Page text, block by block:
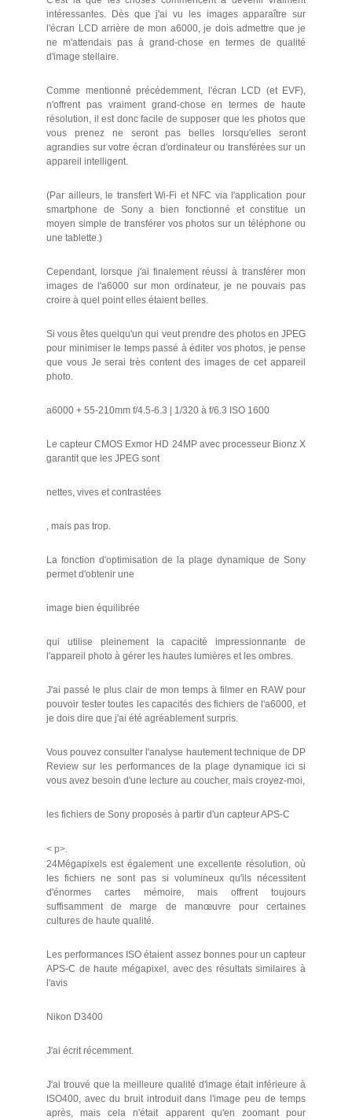
intéressantes. Dès que j'ai vu les images apparaître sur
l'écran LCD arrière de mon a6000, je dois admettre que je
ne m'attendais pas à grand-chose en termes de qualité
d'image stellaire.
Comme mentionné précédemment, l'écran LCD (et EVF),
n'offrent pas vraiment grand-chose en termes de haute
résolution, il est donc facile de supposer que les photos que
vous prenez ne seront pas belles lorsqu'elles seront
agrandies sur votre écran d'ordinateur ou transférées sur un
appareil intelligent.
(Par ailleurs, le transfert Wi-Fi et NFC via l'application pour
smartphone de Sony a bien fonctionné et constitue un
moyen simple de transférer vos photos sur un téléphone ou
une tablette.)
Cependant, lorsque j'ai finalement réussi à transférer mon
images de l'a6000 sur mon ordinateur, je ne pouvais pas
croire à quel point elles étaient belles.
Si vous êtes quelqu'un qui veut prendre des photos en JPEG
pour minimiser le temps passé à éditer vos photos, je pense
que vous Je serai très content des images de cet appareil
photo.
a6000 + 55-210mm f/4.5-6.3 | 1/320 à f/6.3 ISO 1600
Le capteur CMOS Exmor HD 24MP avec processeur Bionz X
garantit que les JPEG sont
nettes, vives et contrastées
, mais pas trop.
La fonction d'optimisation de la plage dynamique de Sony
permet d'obtenir une
image bien équilibrée
qui utilise pleinement la capacité impressionnante de
l'appareil photo à gérer les hautes lumières et les ombres.
J'ai passé le plus clair de mon temps à filmer en RAW pour
pouvoir tester toutes les capacités des fichiers de l'a6000, et
je dois dire que j'ai été agréablement surpris.
Vous pouvez consulter l'analyse hautement technique de DP
Review sur les performances de la plage dynamique ici si
vous avez besoin d'une lecture au coucher, mais croyez-moi,
les fichiers de Sony proposés à partir d'un capteur APS-C
< p>.
24Mégapixels est également une excellente résolution, où
les fichiers ne sont pas si volumineux qu'ils nécessitent
d'énormes cartes mémoire, mais offrent toujours
suffisamment de marge de manœuvre pour certaines
cultures de haute qualité.
Les performances ISO étaient assez bonnes pour un capteur
APS-C de haute mégapixel, avec des résultats similaires à
l'avis
Nikon D3400
J'ai écrit récemment.
J'ai trouvé que la meilleure qualité d'image était inférieure à
ISO400, avec du bruit introduit dans l'image peu de temps
après, mais cela n'était apparent qu'en zoomant pour